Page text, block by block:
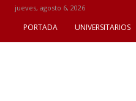
jueves, agosto 6, 2026
PORTADA UNIVERSITARIOS